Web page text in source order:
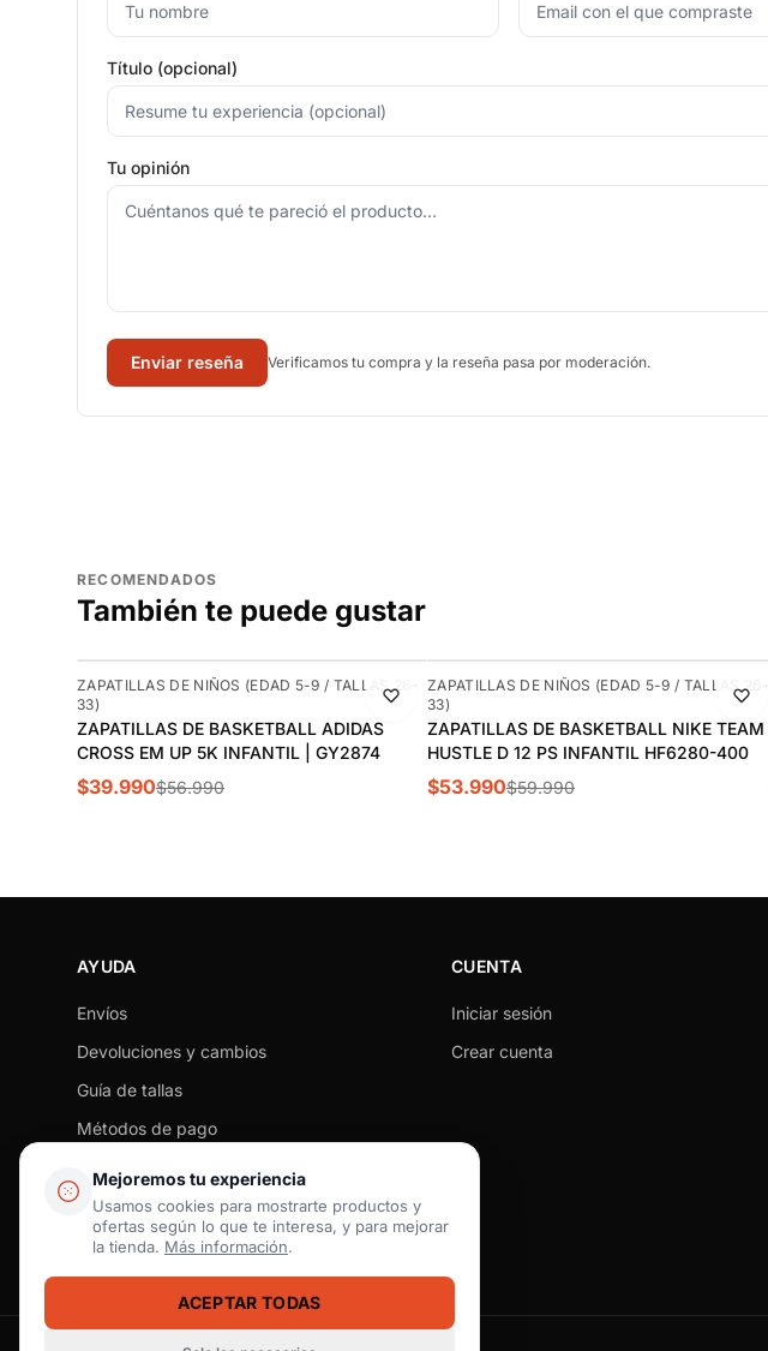
Mejoremos tu experiencia
Usamos cookies para mostrarte productos y
ofertas según lo que te interesa, y para mejorar
la tienda. Más información.
ACEPTAR TODAS
Título (opcional)
Tu opinión
Enviar reseña Verificamos tu compra y la reseña pasa por moderación.
RECOMENDADOS
También te puede gustar
-30%
ZAPATILLAS DE NIÑOS (EDAD 5-9 / TALLAS 26-
33)
ZAPATILLAS DE BASKETBALL ADIDAS
CROSS EM UP 5K INFANTIL | GY2874
$39.990$56.990
-10%
ZAPATILLAS DE NIÑOS (EDAD 5-9 / TALLAS 26-
33)
ZAPATILLAS DE BASKETBALL NIKE TEAM
HUSTLE D 12 PS INFANTIL HF6280-400
$53.990$59.990
AYUDA
Envíos
Devoluciones y cambios
Guía de tallas
Métodos de pago
Preguntas frecuentes
Contacto
CUENTA
Iniciar sesión
Crear cuenta